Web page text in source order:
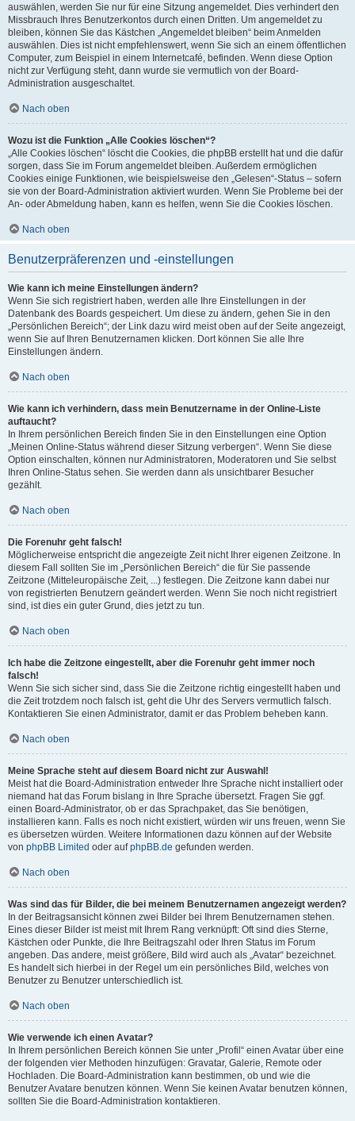
auswählen, werden Sie nur für eine Sitzung angemeldet. Dies verhindert den
Missbrauch Ihres Benutzerkontos durch einen Dritten. Um angemeldet zu
bleiben, können Sie das Kästchen „Angemeldet bleiben“ beim Anmelden
auswählen. Dies ist nicht empfehlenswert, wenn Sie sich an einem öffentlichen
Computer, zum Beispiel in einem Internetcafé, befinden. Wenn diese Option
nicht zur Verfügung steht, dann wurde sie vermutlich von der Board-
Administration ausgeschaltet.
Nach oben
Wozu ist die Funktion „Alle Cookies löschen“?
„Alle Cookies löschen“ löscht die Cookies, die phpBB erstellt hat und die dafür
sorgen, dass Sie im Forum angemeldet bleiben. Außerdem ermöglichen
Cookies einige Funktionen, wie beispielsweise den „Gelesen“-Status – sofern
sie von der Board-Administration aktiviert wurden. Wenn Sie Probleme bei der
An- oder Abmeldung haben, kann es helfen, wenn Sie die Cookies löschen.
Nach oben
Benutzerpräferenzen und -einstellungen
Wie kann ich meine Einstellungen ändern?
Wenn Sie sich registriert haben, werden alle Ihre Einstellungen in der
Datenbank des Boards gespeichert. Um diese zu ändern, gehen Sie in den
„Persönlichen Bereich“; der Link dazu wird meist oben auf der Seite angezeigt,
wenn Sie auf Ihren Benutzernamen klicken. Dort können Sie alle Ihre
Einstellungen ändern.
Nach oben
Wie kann ich verhindern, dass mein Benutzername in der Online-Liste
auftaucht?
In Ihrem persönlichen Bereich finden Sie in den Einstellungen eine Option
„Meinen Online-Status während dieser Sitzung verbergen“. Wenn Sie diese
Option einschalten, können nur Administratoren, Moderatoren und Sie selbst
Ihren Online-Status sehen. Sie werden dann als unsichtbarer Besucher
gezählt.
Nach oben
Die Forenuhr geht falsch!
Möglicherweise entspricht die angezeigte Zeit nicht Ihrer eigenen Zeitzone. In
diesem Fall sollten Sie im „Persönlichen Bereich“ die für Sie passende
Zeitzone (Mitteleuropäische Zeit, ...) festlegen. Die Zeitzone kann dabei nur
von registrierten Benutzern geändert werden. Wenn Sie noch nicht registriert
sind, ist dies ein guter Grund, dies jetzt zu tun.
Nach oben
Ich habe die Zeitzone eingestellt, aber die Forenuhr geht immer noch
falsch!
Wenn Sie sich sicher sind, dass Sie die Zeitzone richtig eingestellt haben und
die Zeit trotzdem noch falsch ist, geht die Uhr des Servers vermutlich falsch.
Kontaktieren Sie einen Administrator, damit er das Problem beheben kann.
Nach oben
Meine Sprache steht auf diesem Board nicht zur Auswahl!
Meist hat die Board-Administration entweder Ihre Sprache nicht installiert oder
niemand hat das Forum bislang in Ihre Sprache übersetzt. Fragen Sie ggf.
einen Board-Administrator, ob er das Sprachpaket, das Sie benötigen,
installieren kann. Falls es noch nicht existiert, würden wir uns freuen, wenn Sie
es übersetzen würden. Weitere Informationen dazu können auf der Website
von phpBB Limited oder aufphpBB.de gefunden werden.
Nach oben
Was sind das für Bilder, die bei meinem Benutzernamen angezeigt werden?
In der Beitragsansicht können zwei Bilder bei Ihrem Benutzernamen stehen.
Eines dieser Bilder ist meist mit Ihrem Rang verknüpft: Oft sind dies Sterne,
Kästchen oder Punkte, die Ihre Beitragszahl oder Ihren Status im Forum
angeben. Das andere, meist größere, Bild wird auch als „Avatar“ bezeichnet.
Es handelt sich hierbei in der Regel um ein persönliches Bild, welches von
Benutzer zu Benutzer unterschiedlich ist.
Nach oben
Wie verwende ich einen Avatar?
In Ihrem persönlichen Bereich können Sie unter „Profil“ einen Avatar über eine
der folgenden vier Methoden hinzufügen: Gravatar, Galerie, Remote oder
Hochladen. Die Board-Administration kann bestimmen, ob und wie die
Benutzer Avatare benutzen können. Wenn Sie keinen Avatar benutzen können,
sollten Sie die Board-Administration kontaktieren.